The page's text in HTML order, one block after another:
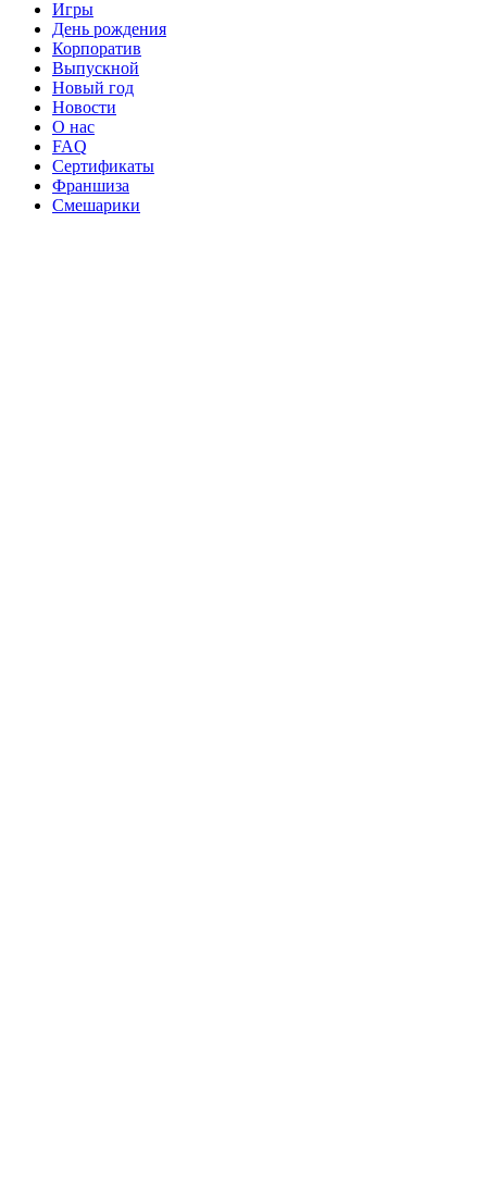
Игры
День рождения
Корпоратив
Выпускной
Новый год
Новости
О нас
FAQ
Сертификаты
Франшиза
Смешарики